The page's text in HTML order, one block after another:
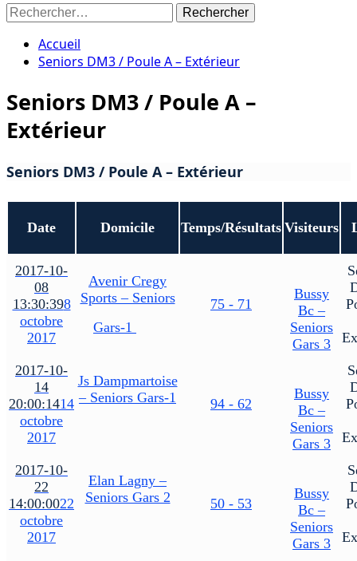
Rechercher :
Accueil
Seniors DM3 / Poule A – Extérieur
Seniors DM3 / Poule A –
Extérieur
Seniors DM3 / Poule A – Extérieur
Date Domicile Temps/Résultats Visiteurs
2017-10-
08
13:30:398
octobre
2017
Avenir Cregy
Sports – Seniors
Gars-1
75 - 71
Bussy
Bc –
Seniors
Gars 3
2017-10-
14
20:00:1414
octobre
2017
Js Dampmartoise
– Seniors Gars-1
94 - 62
Bussy
Bc –
Seniors
Gars 3
2017-10-
22
14:00:0022
octobre
2017
Elan Lagny –
Seniors Gars 2
50 - 53
Bussy
Bc –
Seniors
Gars 3